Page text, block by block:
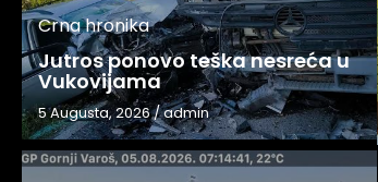
Crna hronika
Jutros ponovo teška nesreća u
Vukovijama
5 Augusta, 2026/admin